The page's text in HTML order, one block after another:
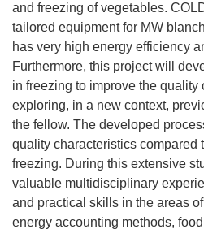
and freezing of vegetables.
tailored equipment for MW
has very high energy efficiency
Furthermore, this project will
in freezing to improve the quality
exploring, in a new context,
the fellow. The developed
quality characteristics compared
freezing. During this extensive
valuable multidisciplinary
and practical skills in the areas
energy accounting methods,